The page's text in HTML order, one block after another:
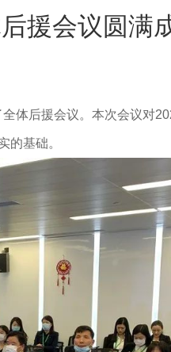
援会议圆满
体后援会议。本次会议对
的基础。